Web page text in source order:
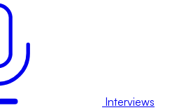
Interviews